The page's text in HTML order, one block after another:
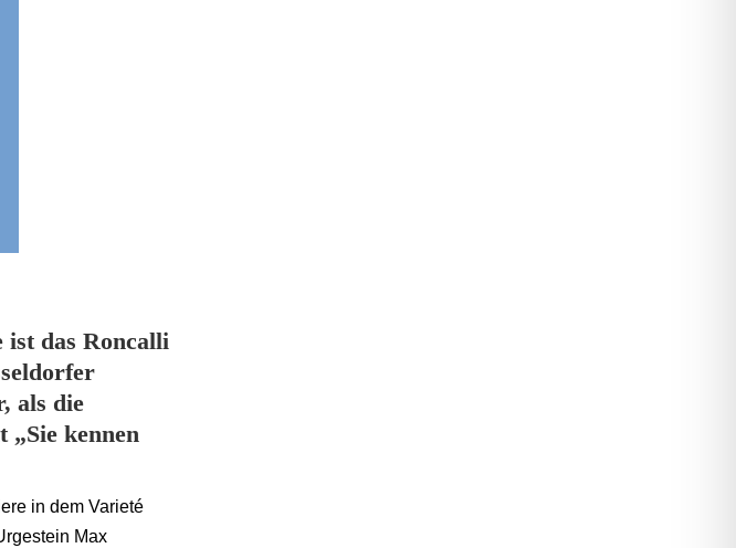
ist das Roncalli
als die
„Sie kennen
in dem Varieté
Max